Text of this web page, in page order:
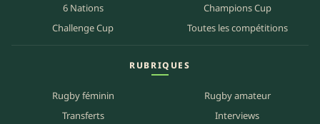
6 Nations
Champions Cup
Challenge Cup
Toutes les compétitions
RUBRIQUES
Rugby féminin
Rugby amateur
Transferts
Interviews